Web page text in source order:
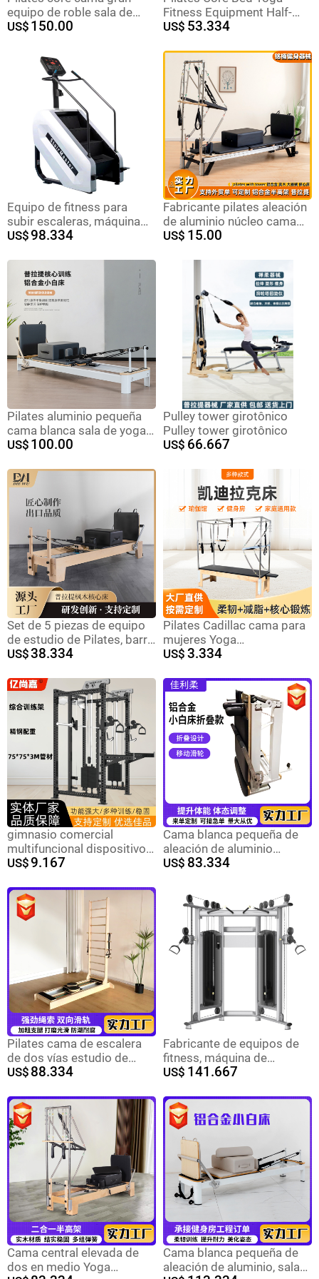
equipo de roble sala de
yoga cama de
equipo de ejercicios
plegable pilates
US$ 150.00
Fitness Equipment Half-
elevated 3 - in - 1 Barrel
Equipment Correction Set
de 5 piezas
US$ 53.334
Equipo de fitness para
subir escaleras, máquina
de escalada interior con
frecuencia cardíaca,
simulador de escaleras,
máquina para subir
escaleras.
US$98.334
Fabricante pilates aleación
de aluminio núcleo cama
dos en la mitad elevada
yoga gimnasio equipo
US$ 15.00
Pilates aluminio pequeña
cama blanca sala de yoga
gimnasio entrenamiento
yoga núcleo cama
reformador
US$ 100.00
Pulley tower girotônico
Pulley tower girotônico
US$ 66.667
Set de 5 piezas de equipo
de estudio de Pilates, barril,
silla, cama
US$38.334
Pilates Cadillac cama para
mujeres Yoga
multifuncional 3 en 1
roble Cadillac cama
US$ 3.334
gimnasio comercial
multifuncional dispositivo
de fuerza integral pájaro en
cama levantamiento de
peso
US$9.167
Cama blanca pequeña de
aleación de aluminio
plegable personalizada,
para el hogar, cama
deslizante, cama blanca
pequeña de aleación de
aluminio plegable
US$ 83.334
Pilates cama de escalera
de dos vías estudio de
yoga equipo de fitness
multifuncional de arce
cama de escalera
deslizante de dos vías
US$ 88.334
Fabricante de equipos de
fitness, máquina de
entrenamiento de doble
multifuncional, rack de
pórtico Little Flying Bird
US$ 141.667
Cama central elevada de
dos en medio Yoga
Cama blanca pequeña de
aleación de aluminio, sala